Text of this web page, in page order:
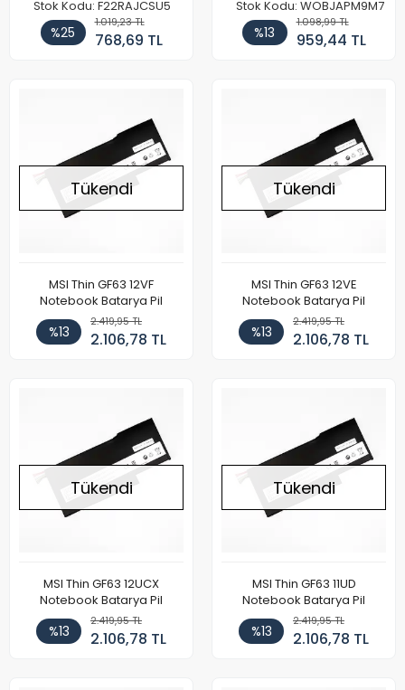
Stok Kodu: F22RAJCSU5
%25
1.019,23 TL
768,69 TL
Stok Kodu: WOBJAPM9M7
%13
1.098,99 TL
959,44 TL
Tükendi
MSI Thin GF63 12VF
Notebook Batarya Pil
%13
2.419,95 TL
2.106,78 TL
Tükendi
MSI Thin GF63 12VE
Notebook Batarya Pil
%13
2.419,95 TL
2.106,78 TL
Tükendi
MSI Thin GF63 12UCX
Notebook Batarya Pil
%13
2.419,95 TL
2.106,78 TL
Tükendi
MSI Thin GF63 11UD
Notebook Batarya Pil
%13
2.419,95 TL
2.106,78 TL